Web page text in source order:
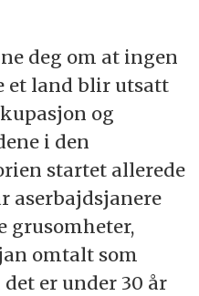
deg om at ingen
et land blir utsatt
og
i den
startet allerede
aserbajdsjanere
omtalt som
er under 30 år